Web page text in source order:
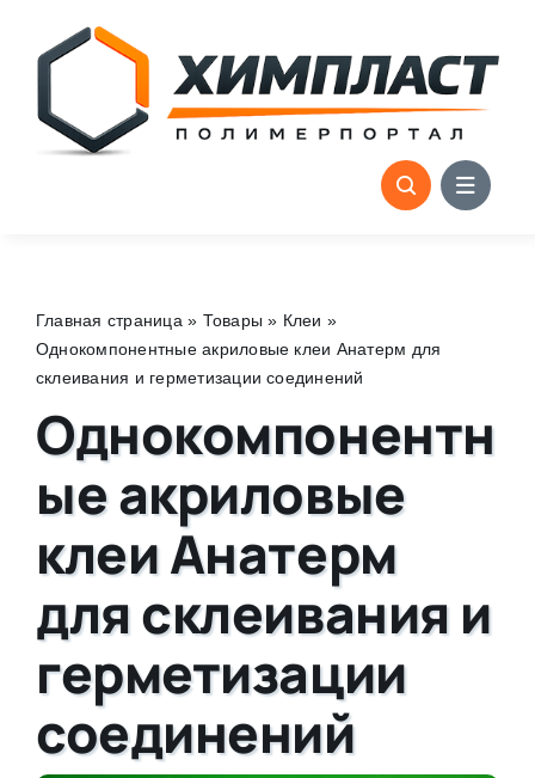
content
Главная страница » Товары » Клеи »
Однокомпонентные акриловые клеи Анатерм для
склеивания и герметизации соединений
Однокомпонентн
ые акриловые
клеи Анатерм
для склеивания и
герметизации
соединений